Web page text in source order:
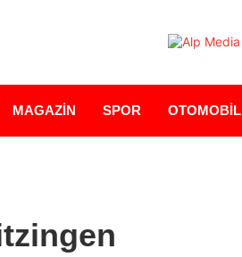
MAGAZİN SPOR OTOMOBİL